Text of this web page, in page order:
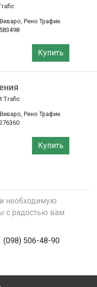
Рено Трафик
Купить
Trafic
Рено Трафик
Купить
необходимую
с радостью вам
(098) 506-48-90